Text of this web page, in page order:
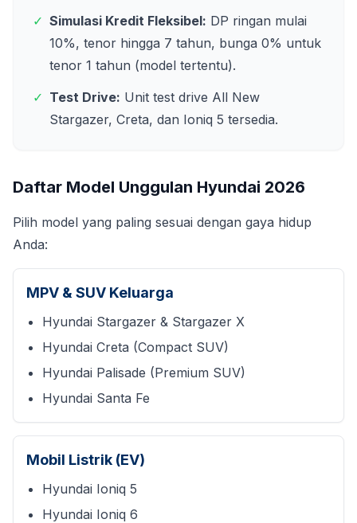
✓ Simulasi Kredit Fleksibel: DP ringan mulai
10%, tenor hingga 7 tahun, bunga 0% untuk
tenor 1 tahun (model tertentu).
✓ Test Drive: Unit test drive All New
Stargazer, Creta, dan Ioniq 5 tersedia.
Daftar Model Unggulan Hyundai 2026
Pilih model yang paling sesuai dengan gaya hidup
Anda:
MPV & SUV Keluarga
Hyundai Stargazer & Stargazer X
Hyundai Creta (Compact SUV)
Hyundai Palisade (Premium SUV)
Hyundai Santa Fe
Mobil Listrik (EV)
Hyundai Ioniq 5
Hyundai Ioniq 6